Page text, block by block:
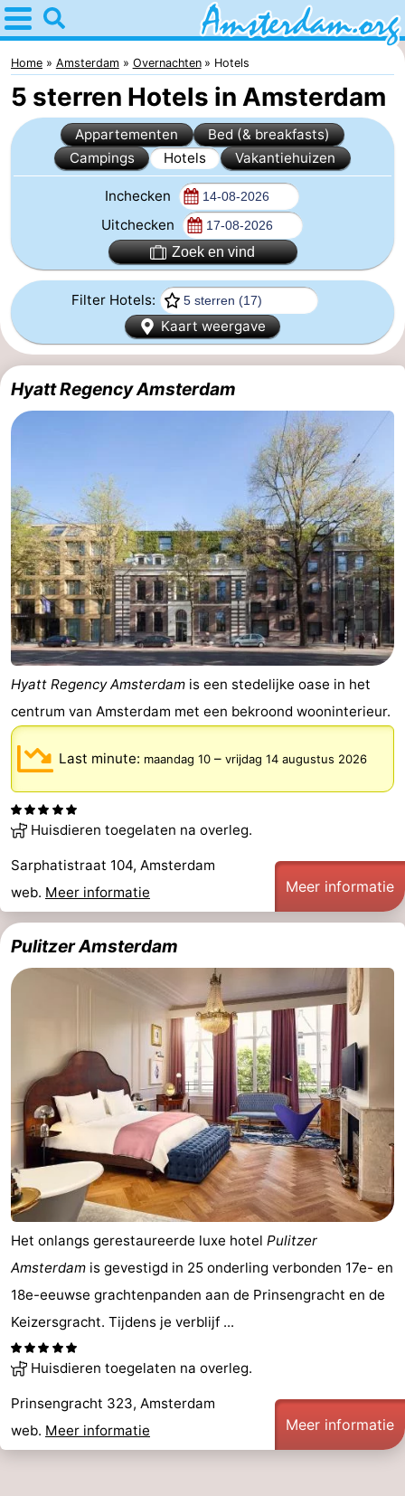
Home
Amsterdam
Reisplan
Voor
Overnachten
Appartementen
Bed
(&
breakfasts)
Campings
Hotels
-
Het
Amsterdamse
Bos
-
Spaarnwoude
Last
minutes
Musea
Attracties
Zien
doen
Bezienswaardigheden
-
Musea
-
Monumenten
-
Kerken
-
Uitkijkpunten
Attracties
Experiences
Dorpen
&
Steden
Rondleidingen
Sporten
-
Fietsen
-
Nachtleven
Eten
en
Winkelen
Home Amsterdam Overnachten Hotels
5 sterren Hotels in Amsterdam
Appartementen
Bed (& breakfasts)
Campings
Hotels Vakantiehuizen
Inchecken
Uitchecken
Zoek en vind
Filter Hotels:
Kaart weergave
Hyatt Regency Amsterdam
Hyatt Regency Amsterdam is een stedelijke oase in het
centrum van Amsterdam met een bekroond wooninterieur.
Last minute: maandag 10 – vrijdag 14 augustus 2026
Huisdieren toegelaten na overleg.
Sarphatistraat 104, Amsterdam
web. Meer informatie Meer informatie
Pulitzer Amsterdam
Het onlangs gerestaureerde luxe hotel Pulitzer
Amsterdam is gevestigd in 25 onderling verbonden 17e- en
18e-eeuwse grachtenpanden aan de Prinsengracht en de
Keizersgracht. Tijdens je verblijf ...
Huisdieren toegelaten na overleg.
Prinsengracht 323, Amsterdam
web. Meer informatie Meer informatie